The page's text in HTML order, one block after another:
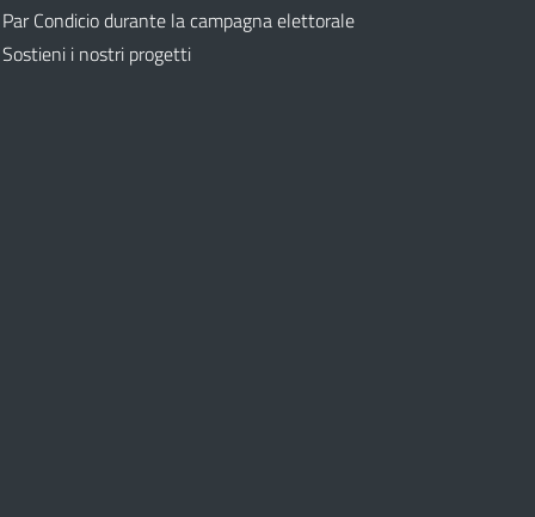
Par Condicio durante la campagna elettorale
Sostieni i nostri progetti